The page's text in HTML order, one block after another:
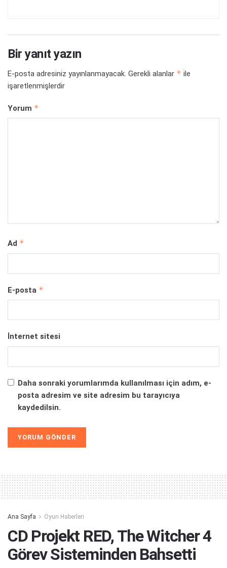
Bir yanıt yazın
E-posta adresiniz yayınlanmayacak. Gerekli alanlar * ile
işaretlenmişlerdir
Yorum *
Ad *
E-posta *
İnternet sitesi
Daha sonraki yorumlarımda kullanılması için adım, e-
posta adresim ve site adresim bu tarayıcıya
kaydedilsin.
Ana Sayfa Oyun Haberleri
CD Projekt RED, The Witcher 4
Görev Sisteminden Bahsetti